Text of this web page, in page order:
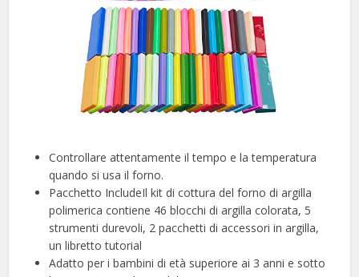
Controllare attentamente il tempo e la temperatura
quando si usa il forno.
Pacchetto IncludeIl kit di cottura del forno di argilla
polimerica contiene 46 blocchi di argilla colorata, 5
strumenti durevoli, 2 pacchetti di accessori in argilla,
un libretto tutorial
Adatto per i bambini di età superiore ai 3 anni e sotto